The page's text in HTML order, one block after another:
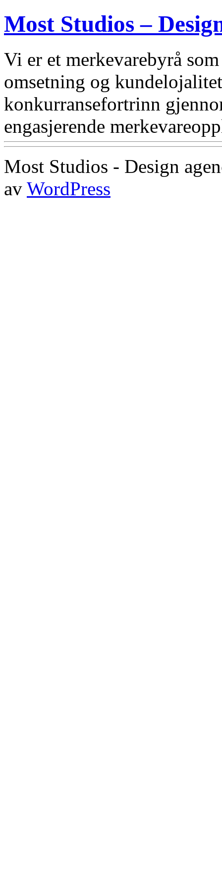
Most Studios –
Vi er et merkevarebyrå
omsetning og
konkurransefortrinn
engasjerende
Most Studios - Design
av WordPress